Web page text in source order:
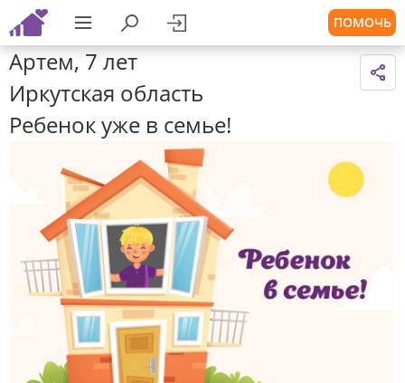
ПОМОЧЬ
Артем, 7 лет
Иркутская область
Ребенок уже в семье!